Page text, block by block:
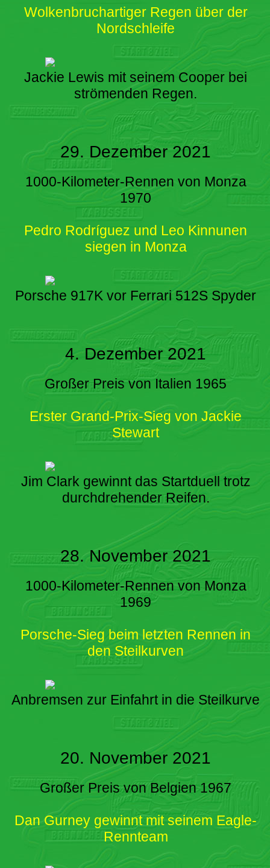
Wolkenbruchartiger Regen über der
Nordschleife
Jackie Lewis mit seinem Cooper bei
strömenden Regen.
29. Dezember 2021
1000-Kilometer-Rennen von Monza
1970
Pedro Rodríguez und Leo Kinnunen
siegen in Monza
Porsche 917K vor Ferrari 512S Spyder
4. Dezember 2021
Großer Preis von Italien 1965
Erster Grand-Prix-Sieg von Jackie
Stewart
Jim Clark gewinnt das Startduell trotz
durchdrehender Reifen.
28. November 2021
1000-Kilometer-Rennen von Monza
1969
Porsche-Sieg beim letzten Rennen in
den Steilkurven
Anbremsen zur Einfahrt in die Steilkurve
20. November 2021
Großer Preis von Belgien 1967
Dan Gurney gewinnt mit seinem Eagle-
Rennteam